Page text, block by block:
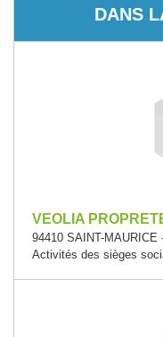
DANS
VEOLIA
94410 SAINT-MAURICE
Activités des sièges